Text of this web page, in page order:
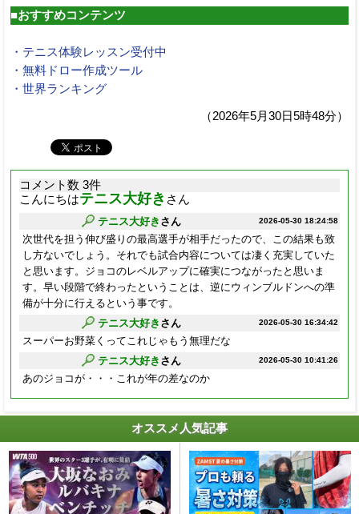
■おすすめコンテンツ
・テニス体験レッスン受付中
・無料ドロー作成ツール
・世界ランキング
（2026年5月30日5時48分）
コメント数 3件
こんにちはテニス大好き さん
2026-05-30 18:24:58
テニス大好き さん
次世代を担う伸び盛りの最高選手が相手だったので、この結果も致
し方ないでしょう。それでも試合内容については凄く充実していた
と思います。ジョコのレベルアップに確実につながったと思いま
す。早い段階で終わったということは、逆にウィンブルドンへの準
備が十分に行えるという事です。
2026-05-30 16:34:42
テニス大好き さん
スーパーお野菜くってこれじゃもう無理だな
2026-05-30 10:41:26
テニス大好き さん
あのジョコが・・・これが年の差なのか
オススメ人気記事